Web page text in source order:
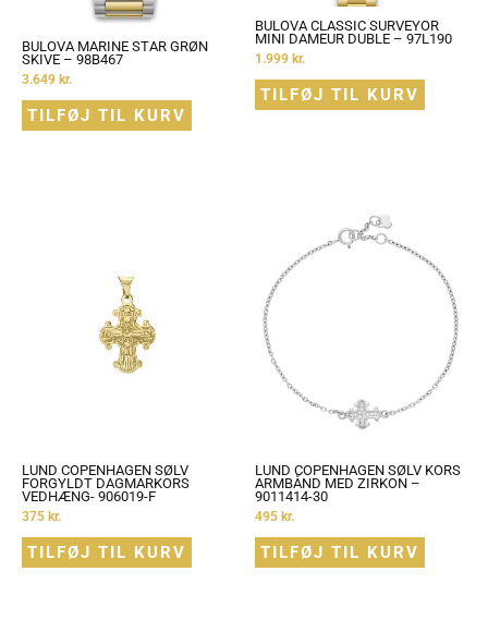
BULOVA MARINE STAR GRØN
SKIVE – 98B467
3.649 kr.
TILFØJ TIL KURV
BULOVA CLASSIC SURVEYOR
MINI DAMEUR DUBLE – 97L190
1.999 kr.
TILFØJ TIL KURV
LUND COPENHAGEN SØLV
FORGYLDT DAGMARKORS
VEDHÆNG- 906019-F
375 kr.
TILFØJ TIL KURV
LUND COPENHAGEN SØLV KORS
ARMBÅND MED ZIRKON –
9011414-30
495 kr.
TILFØJ TIL KURV